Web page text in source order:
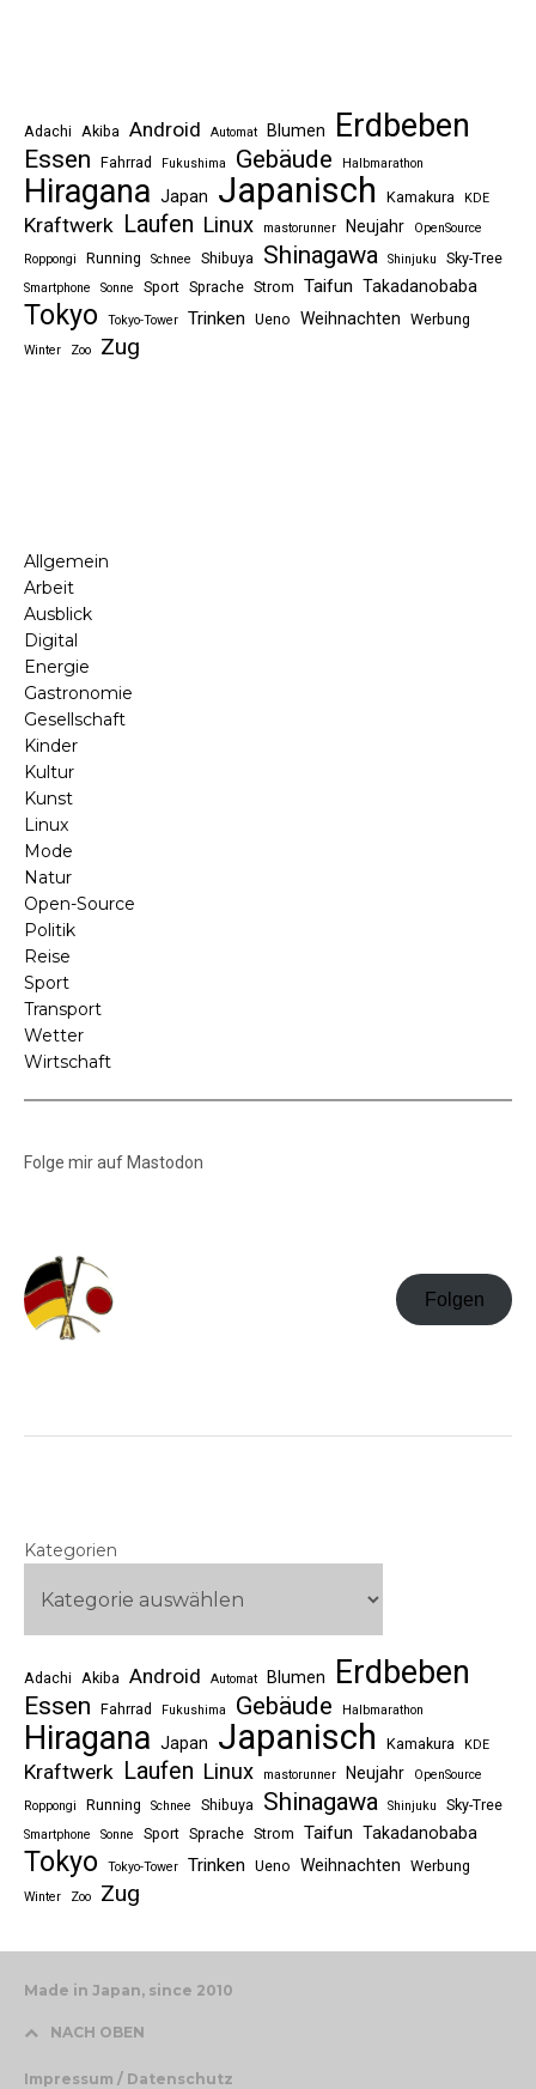
Adachi Akiba Android Automat Blumen Erdbeben
Essen Fahrrad Fukushima Gebäude Halbmarathon
Hiragana Japan Japanisch Kamakura KDE
Kraftwerk Laufen Linux mastorunner Neujahr
OpenSource
Roppongi
Running Schnee Shibuya Shinagawa Shinjuku Sky-Tree
Smartphone Sonne Sport Sprache Strom Taifun Takadanobaba
Tokyo Tokyo-Tower Trinken Ueno Weihnachten Werbung
Winter Zoo Zug
Allgemein
Arbeit
Ausblick
Digital
Energie
Gastronomie
Gesellschaft
Kinder
Kultur
Kunst
Linux
Mode
Natur
Open-Source
Politik
Reise
Sport
Transport
Wetter
Wirtschaft
Folge mir auf Mastodon
Folgen
Kategorien
Adachi Akiba Android Automat Blumen Erdbeben
Essen Fahrrad Fukushima Gebäude Halbmarathon
Hiragana Japan Japanisch Kamakura KDE
Kraftwerk Laufen Linux mastorunner Neujahr
OpenSource
Roppongi
Running Schnee Shibuya Shinagawa Shinjuku Sky-Tree
Smartphone Sonne Sport Sprache Strom Taifun Takadanobaba
Tokyo Tokyo-Tower Trinken Ueno Weihnachten Werbung
Winter Zoo Zug
Made in Japan, since 2010
NACH OBEN
Impressum / Datenschutz